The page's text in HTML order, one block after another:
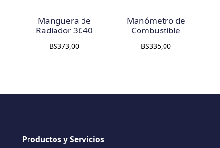
Manguera de
Radiador 3640
BS373,00
Manómetro de
Combustible
BS335,00
Productos y Servicios